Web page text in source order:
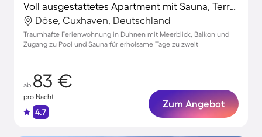
Voll ausgestattetes Apartment mit Sauna, Terrasse und Pool | Meerblick | Nah am Strand
Döse, Cuxhaven, Deutschland
Traumhafte Ferienwohnung in Duhnen mit Meerblick, Balkon und
Zugang zu Pool und Sauna für erholsame Tage zu zweit
ab 83 €
pro Nacht
4.7
Zum Angebot